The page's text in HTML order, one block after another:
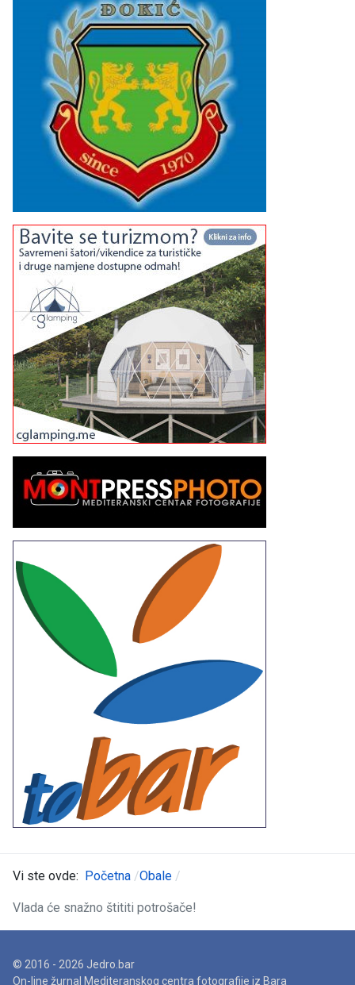
Vi ste ovde: Početna Obale
Vlada će snažno štititi potrošače!
© 2016 - 2026 Jedro.bar
On-line žurnal Mediteranskog centra fotografije iz Bara